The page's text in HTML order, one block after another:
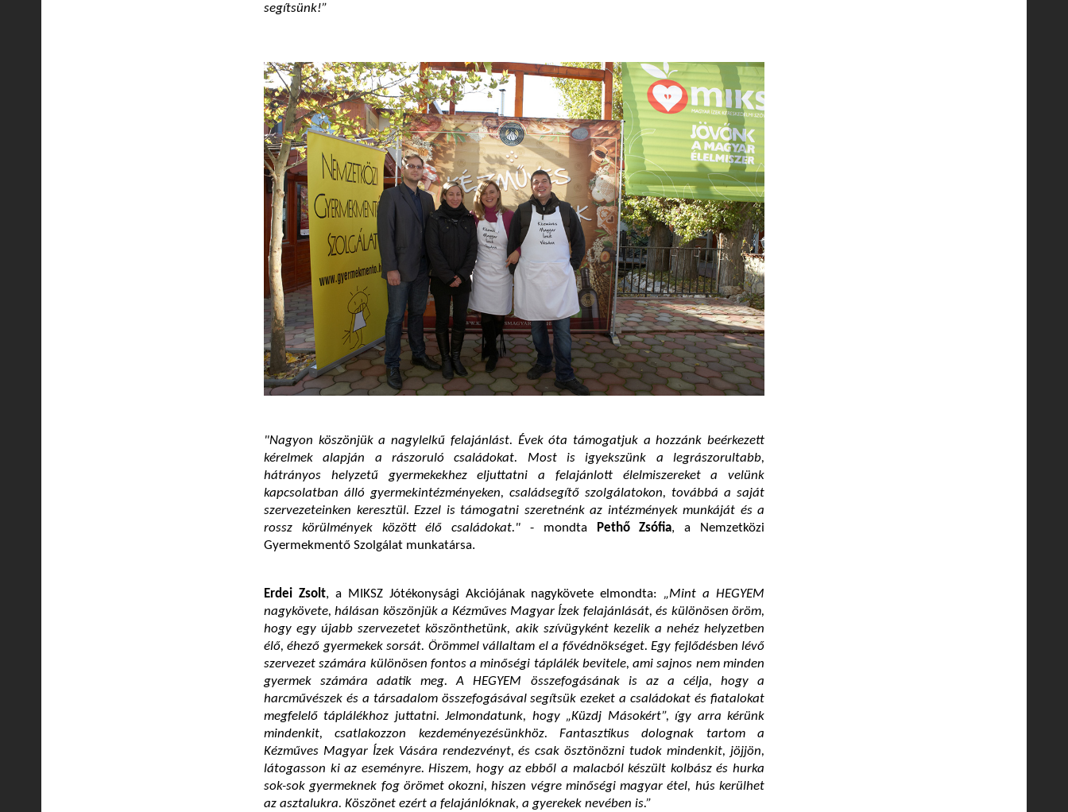
segítsünk!”
"Nagyon köszönjük a nagylelkű felajánlást. Évek óta támogatjuk a hozzánk beérkezett
kérelmek alapján a rászoruló családokat. Most is igyekszünk a legrászorultabb,
hátrányos helyzetű gyermekekhez eljuttatni a felajánlott élelmiszereket a velünk
kapcsolatban álló gyermekintézményeken, családsegítő szolgálatokon, továbbá a saját
szervezeteinken keresztül. Ezzel is támogatni szeretnénk az intézmények munkáját és a
rossz körülmények között élő családokat." - mondta Pethő Zsófia, a Nemzetközi
Gyermekmentő Szolgálat munkatársa.
Erdei Zsolt, a MIKSZ Jótékonysági Akciójának nagykövete elmondta: „Mint a HEGYEM
nagykövete, hálásan köszönjük a Kézműves Magyar Ízek felajánlását, és különösen öröm,
hogy egy újabb szervezetet köszönthetünk, akik szívügyként kezelik a nehéz helyzetben
élő, éhező gyermekek sorsát. Örömmel vállaltam el a fővédnökséget. Egy fejlődésben lévő
szervezet számára különösen fontos a minőségi táplálék bevitele, ami sajnos nem minden
gyermek számára adatik meg. A HEGYEM összefogásának is az a célja, hogy a
harcművészek és a társadalom összefogásával segítsük ezeket a családokat és fiatalokat
megfelelő táplálékhoz juttatni. Jelmondatunk, hogy „Küzdj Másokért”, így arra kérünk
mindenkit, csatlakozzon kezdeményezésünkhöz. Fantasztikus dolognak tartom a
Kézműves Magyar Ízek Vására rendezvényt, és csak ösztönözni tudok mindenkit, jöjjön,
látogasson ki az eseményre. Hiszem, hogy az ebből a malacból készült kolbász és hurka
sok-sok gyermeknek fog örömet okozni, hiszen végre minőségi magyar étel, hús kerülhet
az asztalukra. Köszönet ezért a felajánlóknak, a gyerekek nevében is.”